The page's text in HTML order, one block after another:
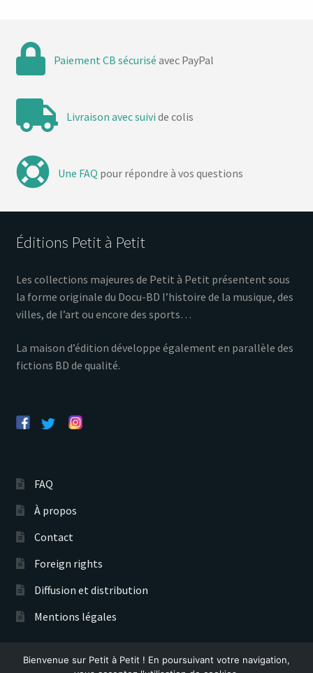
Paiement CB sécurisé avec PayPal
Livraison avec suivi de colis
Une FAQ pour répondre à vos questions
Éditions Petit à Petit
Les collections majeures de Petit à Petit présentent sous
la forme originale du Docu-BD l’histoire de la musique, des
villes, de l’art ou encore des sports…
La maison d’édition développe également en parallèle des
fictions BD de qualité.
FAQ
À propos
Contact
Foreign rights
Diffusion et distribution
Mentions légales
Bienvenue sur Petit à Petit ! En poursuivant votre navigation,